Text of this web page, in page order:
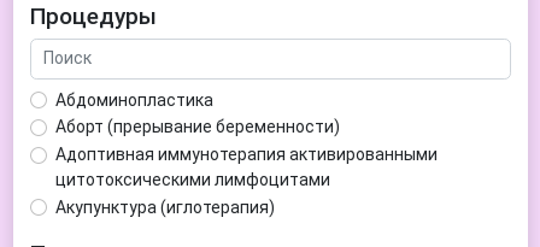
Аденома гипофиза
Аденома простаты
Аденома щитовидной железы
Аденомиоз
Адентия
Азооспермия
Акне (угри)
Алкоголизм
Процедуры
Абдоминопластика
Аборт (прерывание беременности)
Адоптивная иммунотерапия активированными
цитотоксическими лимфоцитами
Акупунктура (иглотерапия)